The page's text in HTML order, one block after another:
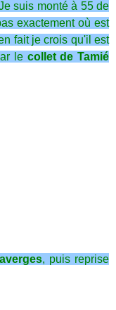
suis monté à 55 de
exactement où est
fait je crois qu'il est
le collet de Tamié
, puis reprise